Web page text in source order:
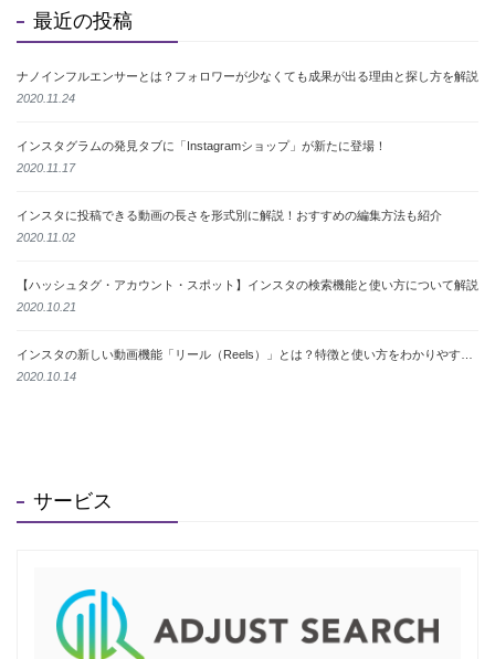
最近の投稿
ナノインフルエンサーとは？フォロワーが少なくても成果が出る理由と探し方を解説
2020.11.24
インスタグラムの発見タブに「Instagramショップ」が新たに登場！
2020.11.17
インスタに投稿できる動画の長さを形式別に解説！おすすめの編集方法も紹介
2020.11.02
【ハッシュタグ・アカウント・スポット】インスタの検索機能と使い方について解説
2020.10.21
2020.10.14
サービス